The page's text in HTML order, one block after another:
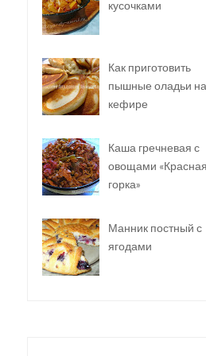
кусочками
Как приготовить
пышные оладьи на
кефире
Каша гречневая с
овощами «Красная
горка»
Манник постный с
ягодами